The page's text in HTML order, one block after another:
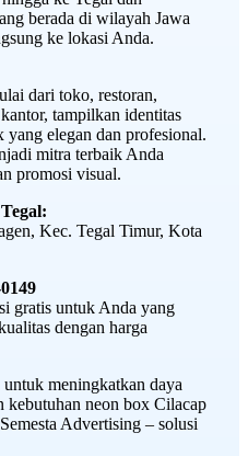
berada di wilayah Jawa
ke lokasi Anda.
dari toko, restoran,
tampilkan identitas
elegan dan profesional.
mitra terbaik Anda
promosi visual.
Kec. Tegal Timur, Kota
gratis untuk Anda yang
dengan harga
meningkatkan daya
kebutuhan neon box Cilacap
Advertising – solusi